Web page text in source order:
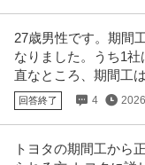
27歳男性です。期間
なりました。うち1
直なところ、期間工
回答終了 4
トヨタの期間工から